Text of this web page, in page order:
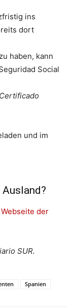
ins
dort
haben, kann
Social
Certificado
und im
Webseite der
SUR.
Spanien